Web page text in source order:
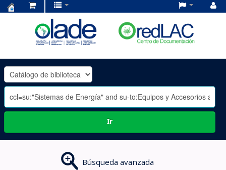
OLADE
-
Ir
Búsqueda avanzada